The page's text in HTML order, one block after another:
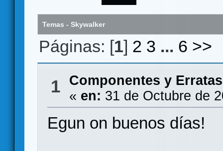
Temas - Skywalker
Páginas: [1] 2 3 ... 6 >>
1 Componentes y Erratas
« en: 31 de Octubre de
Egun on buenos días!